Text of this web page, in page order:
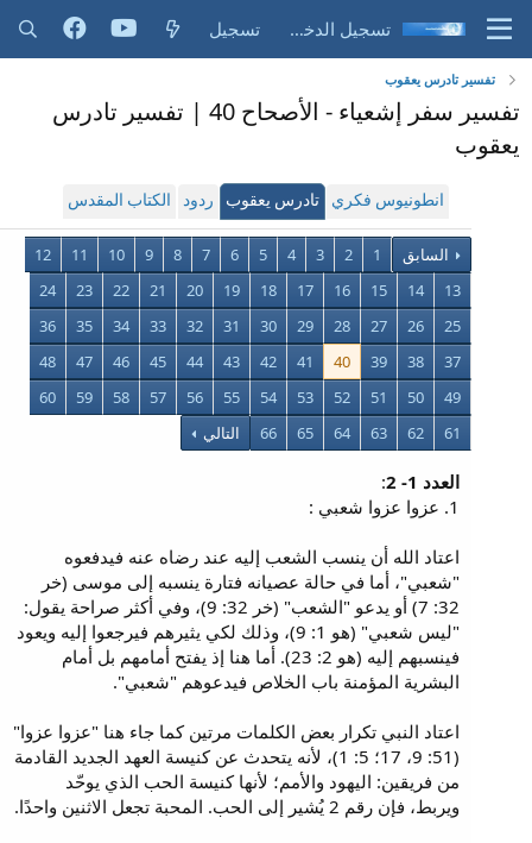
تسجيل الدخول تسجيل
تفسير تادرس يعقوب
تفسير سفر إشعياء - الأصحاح 40 | تفسير تادرس
يعقوب
انطونيوس فكري تادرس يعقوب ردود الكتاب المقدس
السابق 1
2
3
4
5
6
7
8
9
10
11
12
13
14
15
16
17
18
19
20
21
22
23
24
25
26
27
28
29
30
31
32
33
34
35
36
37
38
39
40
41
42
43
44
45
46
47
48
49
50
51
52
53
54
55
56
57
58
59
60
61
62
63
64
65
66 التالي
العدد 1- 2
:
1. عزوا عزوا شعبي :
اعتاد الله أن ينسب الشعب إليه عند رضاه عنه فيدفعوه
"شعبي"، أما في حالة عصيانه فتارة ينسبه إلى موسى (خر
32: 7) أو يدعو "الشعب" (خر 32: 9)، وفي أكثر صراحة يقول:
"ليس شعبي" (هو 1: 9)، وذلك لكي يثيرهم فيرجعوا إليه ويعود
فينسبهم إليه (هو 2: 23). أما هنا إذ يفتح أمامهم بل أمام
البشرية المؤمنة باب الخلاص فيدعوهم "شعبي".
اعتاد النبي تكرار بعض الكلمات مرتين كما جاء هنا "عزوا عزوا"
(51: 9، 17؛ 5: 1)، لأنه يتحدث عن كنيسة العهد الجديد القادمة
من فريقين: اليهود والأمم؛ لأنها كنيسة الحب الذي يوحّد
ويربط، فإن رقم 2 يُشير إلى الحب. المحبة تجعل الاثنين واحدًا.